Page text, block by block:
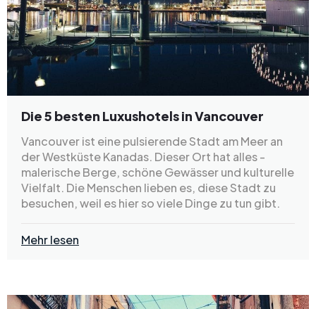
Die 5 besten Luxushotels in Vancouver
Vancouver ist eine pulsierende Stadt am Meer an
der Westküste Kanadas. Dieser Ort hat alles -
malerische Berge, schöne Gewässer und kulturelle
Vielfalt. Die Menschen lieben es, diese Stadt zu
besuchen, weil es hier so viele Dinge zu tun gibt.
Mehr lesen